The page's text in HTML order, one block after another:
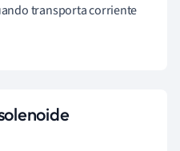
transporta corriente